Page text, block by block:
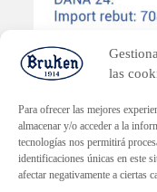
las
Para ofrecer las mejores
almacenar y/o acceder a la
tecnologías nos permitirá
identificaciones únicas en este
afectar negativamente a ciertas
PLAN
Subvenció dirigida a la